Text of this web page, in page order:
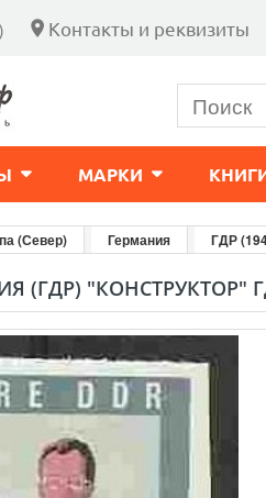
Контакты и реквизиты
МАРКИ
(Север) Германия ГДР
(ГДР) "КОНСТРУКТОР"